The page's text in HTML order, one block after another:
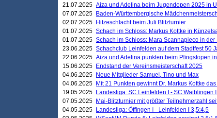
21.07.2025 Aiza und Adelina beim Jugendopen 2025 in
07.07.2025
Baden-Württembergische
02.07.2025
Hitzeschlacht beim Juli Blitzturnier
01.07.2025 Schach im Schloss: Markus Kottke in
01.07.2025 Schach im Schloss: Mara Scannapieco in der
23.06.2025 Schachclub Leinfelden auf dem Stadtfest 50
22.06.2025 Aiza und Adelina punkten beim Pfingstopen
15.06.2025
Endstand der Vereinsmeisterschaft 2025
04.06.2025
Neue Mitglieder Samuel, Tino und Max
04.06.2025
Mit 21 Punkten gewinnt Dr. Markus Kottke
19.05.2025
Landesliga: SC Leinfelden I - SC Waiblingen
07.05.2025
Mai-Blitzturnier mit größter Teilnehmerzahl
04.05.2025
Landesliga: Öffingen I - Leinfelden I 3,5:4,5